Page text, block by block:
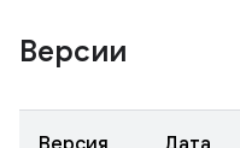
Версии